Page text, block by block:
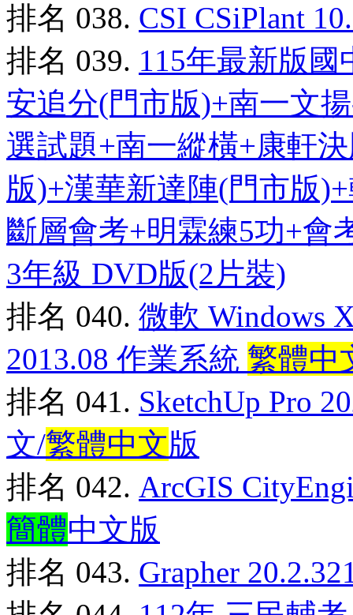
排名 038. CSI CSiPlant
排名 039. 115年最新版
安追分(門市版)+南一文
選試題+南一縱橫+康軒
版)+漢華新達陣(門市版
斷層會考+明霖練5功+會
3年級 DVD版(2片裝)
排名 040. 微軟 Windows
2013.08 作業系統 繁體中
排名 041. SketchUp Pro
文/繁體中文版
排名 042. ArcGIS
簡體中文版
排名 043. Grapher